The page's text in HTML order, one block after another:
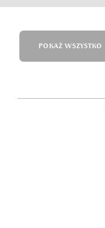
POKAŻ WSZYSTKO